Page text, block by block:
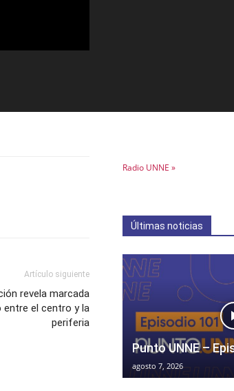
Artículo siguiente
revela marcada
entre el centro y la
periferia
Radio UNNE »
Últimas noticias
Punto UNNE –
agosto 7, 2026